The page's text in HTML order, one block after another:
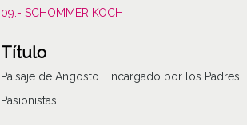
09.- SCHOMMER KOCH
Título
Paisaje de Angosto. Encargado por los Padres
Pasionistas